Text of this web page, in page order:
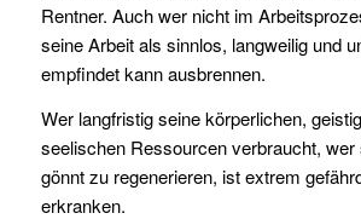
Rentner. Auch wer nicht im
seine Arbeit als sinnlos, langweilig und
empfindet kann ausbrennen.
Wer langfristig seine körperlichen,
seelischen Ressourcen verbraucht, wer
gönnt zu regenerieren, ist extrem
erkranken.